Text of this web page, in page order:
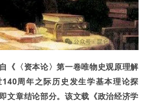
《〈资本论〉第一卷唯物史观原理解
周年之际历史发生学基本理论探
文章结论部分。该文载《政治经济学